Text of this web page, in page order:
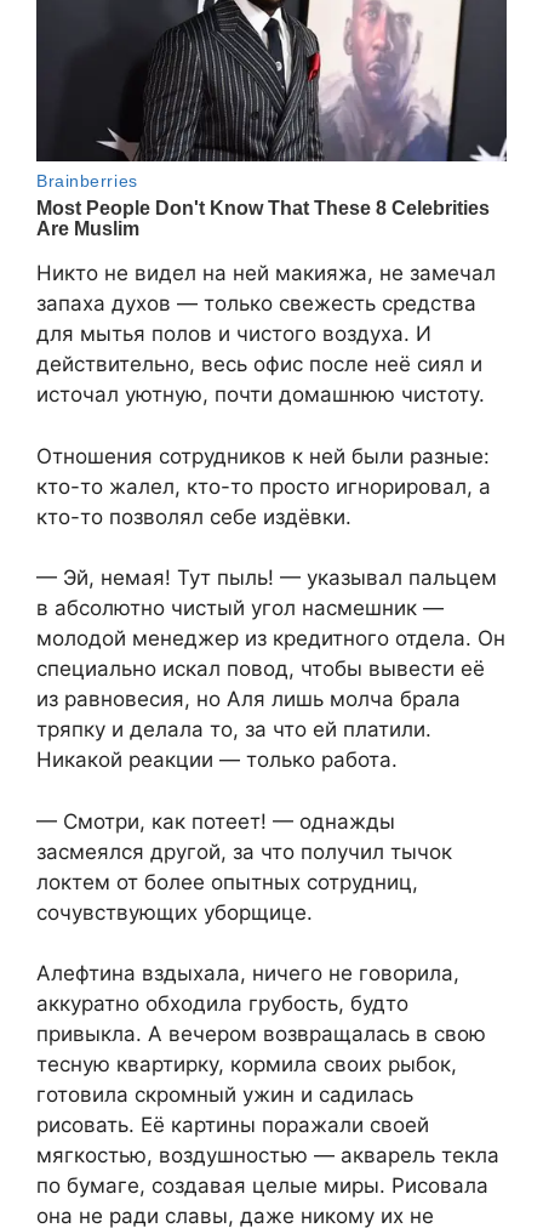
Никто не видел на ней макияжа, не замечал
запаха духов — только свежесть средства
для мытья полов и чистого воздуха. И
действительно, весь офис после неё сиял и
источал уютную, почти домашнюю чистоту.
Отношения сотрудников к ней были разные:
кто-то жалел, кто-то просто игнорировал, а
кто-то позволял себе издёвки.
— Эй, немая! Тут пыль! — указывал пальцем
в абсолютно чистый угол насмешник —
молодой менеджер из кредитного отдела. Он
специально искал повод, чтобы вывести её
из равновесия, но Аля лишь молча брала
тряпку и делала то, за что ей платили.
Никакой реакции — только работа.
— Смотри, как потеет! — однажды
засмеялся другой, за что получил тычок
локтем от более опытных сотрудниц,
сочувствующих уборщице.
Алефтина вздыхала, ничего не говорила,
аккуратно обходила грубость, будто
привыкла. А вечером возвращалась в свою
тесную квартирку, кормила своих рыбок,
готовила скромный ужин и садилась
рисовать. Её картины поражали своей
мягкостью, воздушностью — акварель текла
по бумаге, создавая целые миры. Рисовала
она не ради славы, даже никому их не